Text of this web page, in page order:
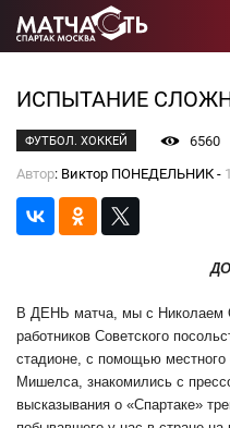
ИСПЫТАНИЕ
ФУТБОЛ. ХОККЕЙ 6560
Автор: Виктор ПОНЕДЕЛЬНИК -
В ДЕНЬ матча, мы с Николаем
работников Советского
стадионе, с помощью местного
Мишелса, знакомились с
высказывания о «Спартаке»